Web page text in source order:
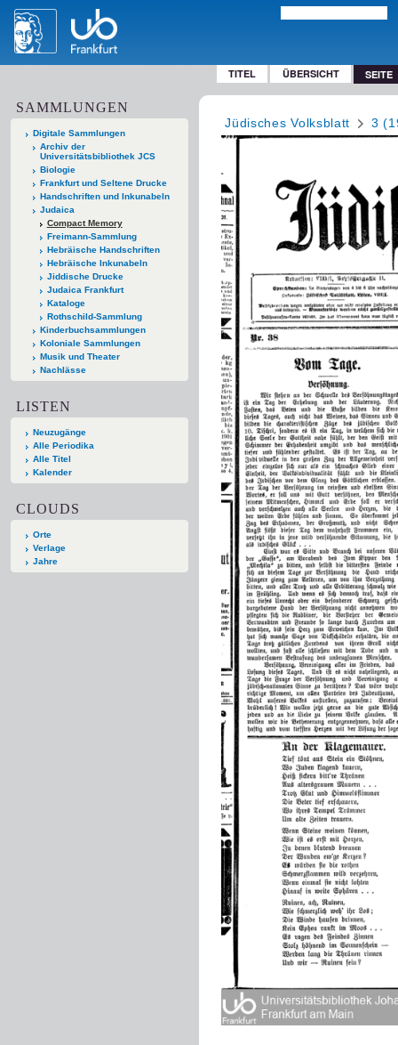
TITEL ÜBERSICHT SEITE
SAMMLUNGEN
Digitale Sammlungen
Archiv der
Universitätsbibliothek JCS
Biologie
Frankfurt und Seltene Drucke
Handschriften und Inkunabeln
Judaica
Compact Memory
Freimann-Sammlung
Hebräische Handschriften
Hebräische Inkunabeln
Jiddische Drucke
Judaica Frankfurt
Kataloge
Rothschild-Sammlung
Kinderbuchsammlungen
Koloniale Sammlungen
Musik und Theater
Nachlässe
LISTEN
Neuzugänge
Alle Periodika
Alle Titel
Kalender
CLOUDS
Orte
Verlage
Jahre
Jüdisches Volksblatt 3